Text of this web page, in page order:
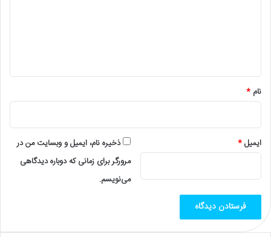
نام *
ایمیل*
ذخیره نام، ایمیل و وبسایت من در
مرورگر برای زمانی که دوباره دیدگاهی
می‌نویسم.